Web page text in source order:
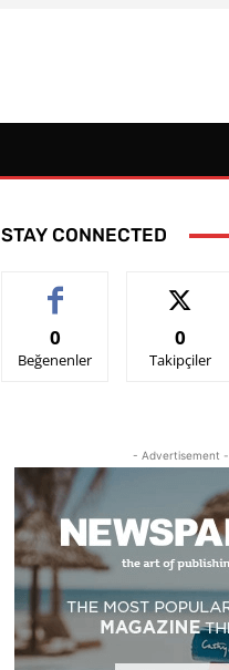
STAY CONNECTED
0
Beğenenler
0
Takipçiler
- Advertisement -